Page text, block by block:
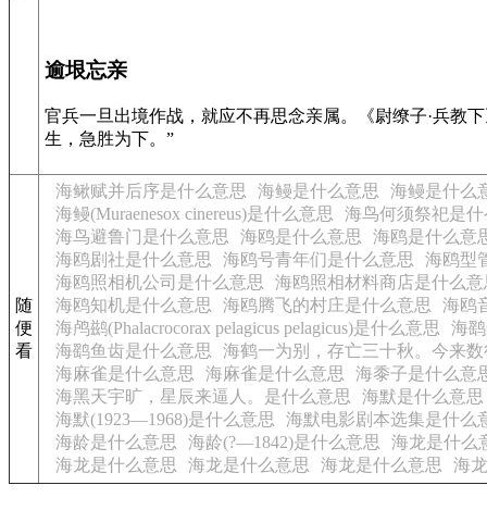
逾垠忘亲
官兵一旦出境作战，就应不再思念亲属。《尉缭子·兵教
生，急胜为下。”
随
便
看
海鳅赋并后序是什么意思 海鳗是什么意思
海鳗是什么
海鳗(Muraenesox cinereus)是什么意思
海鸟何须祭祀是
海鸟避鲁门是什么意思
海鸥是什么意思
海鸥是什么意
海鸥剧社是什么意思
海鸥号青年们是什么意思
海鸥型
海鸥照相机公司是什么意思
海鸥照相材料商店是什么意
海鸥知机是什么意思
海鸥腾飞的村庄是什么意思
海鸥
海鸬鹚(Phalacrocorax pelagicus pelagicus)是什么意思
海
海鹞鱼齿是什么意思
海鹤一为别，存亡三十秋。今来
海麻雀是什么意思
海麻雀是什么意思
海黍子是什么意
海黑天宇旷，星辰来逼人。是什么意思
海默是什么意思
海默(1923—1968)是什么意思
海默电影剧本选集是什么
海龄是什么意思
海龄(?—1842)是什么意思
海龙是什么
海龙是什么意思
海龙是什么意思 海龙是什么意思 海